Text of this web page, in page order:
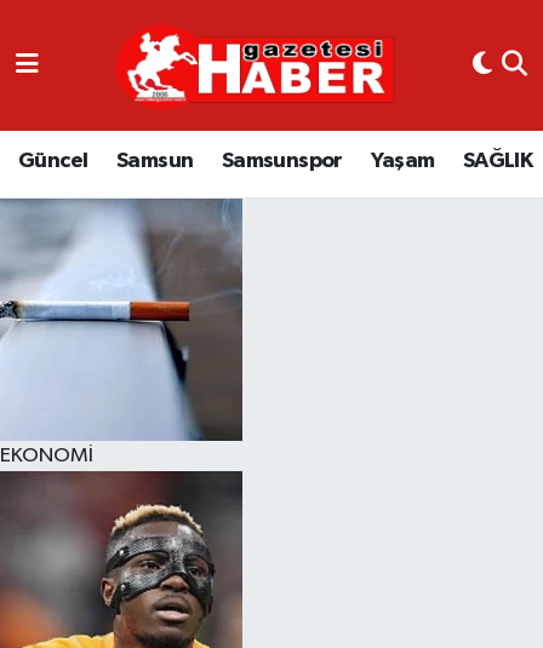
Güncel Samsun Samsunspor Yaşam SAĞLIK
EKONOMİ
GÜNCEL
SAMSUN
SAMSUNSPOR
EKONOMİ
YAŞAM